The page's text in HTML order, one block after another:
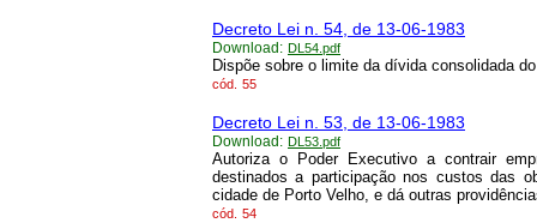
Decreto Lei n. 54, de 13-06-1983
Download: DL54.pdf
Dispõe sobre o limite da dívida consolidada
cód. 55
Decreto Lei n. 53, de 13-06-1983
Download: DL53.pdf
Autoriza o Poder Executivo a contrair
destinados a participação nos custos das
cidade de Porto Velho, e dá outras
cód. 54